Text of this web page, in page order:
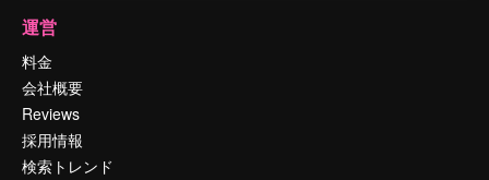
運営
料金
会社概要
Reviews
採用情報
検索トレンド